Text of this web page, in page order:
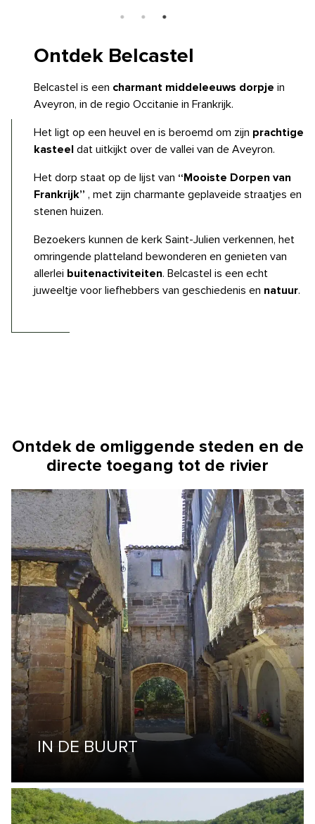
Ontdek Belcastel
Belcastel is een charmant middeleeuws dorpje in
Aveyron, in de regio Occitanie in Frankrijk.
Het ligt op een heuvel en is beroemd om zijn prachtige
kasteel dat uitkijkt over de vallei van de Aveyron.
Het dorp staat op de lijst van “Mooiste Dorpen van
Frankrijk” , met zijn charmante geplaveide straatjes en
stenen huizen.
Bezoekers kunnen de kerk Saint-Julien verkennen, het
omringende platteland bewonderen en genieten van
allerlei buitenactiviteiten. Belcastel is een echt
juweeltje voor liefhebbers van geschiedenis en natuur.
Ontdek de omliggende steden en de
directe toegang tot de rivier
IN DE BUURT